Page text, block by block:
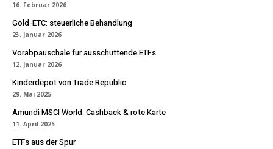
16. Februar 2026
Gold-ETC: steuerliche Behandlung
23. Januar 2026
Vorabpauschale für ausschüttende ETFs
12. Januar 2026
Kinderdepot von Trade Republic
29. Mai 2025
Amundi MSCI World: Cashback & rote Karte
11. April 2025
ETFs aus der Spur